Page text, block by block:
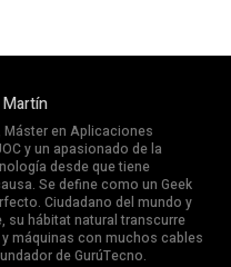
en Aplicaciones
y un apasionado de la
desde que tiene
Se define como un Geek
Ciudadano del mundo y
su hábitat natural transcurre
máquinas con muchos cables
de GurúTecno.